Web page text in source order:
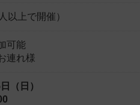
以上で開催）
可能
連れ様
（日）